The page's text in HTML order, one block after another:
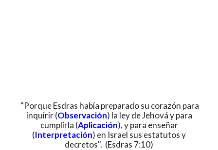
"Porque Esdras había preparado su corazón para
inquirir (Observación) la ley de Jehová y para
cumplirla (Aplicación), y para enseñar
(Interpretación) en Israel sus estatutos y
decretos". (Esdras 7:10)